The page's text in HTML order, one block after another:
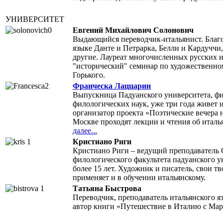
УНИВЕРСИТЕТ
Евгений Михайлович Солонович
Выдающийся переводчик-итальянист.
языке Данте и Петрарка, Белли и
другие. Лауреат многочисленных русских
"исторический" семинар по
Горького.
Франческа Лаццарин
Выпускница Падуанского университета,
филологических наук, уже три года живет
организатор проекта «Поэтические
Москве проходят лекции и чтения об
далее...
Кристиано Риги
Кристиано Риги – ведущий
филологического факультета падуанского
более 15 лет. Художник и писатель, свои
применяет и в обучении итальянскому.
Татьяна Быстрова
Переводчик, преподаватель итальянского
автор книги «Путешествие в Италию с